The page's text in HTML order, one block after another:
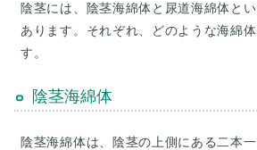
陰茎には、陰茎海綿体と尿道海綿体と
あります。それぞれ、どのような海綿
す。
陰茎海綿体
陰茎海綿体は、陰茎の上側にある二本